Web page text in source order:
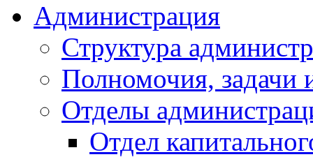
Администрация
Структура
Полномочия, задачи
Отделы
Отдел